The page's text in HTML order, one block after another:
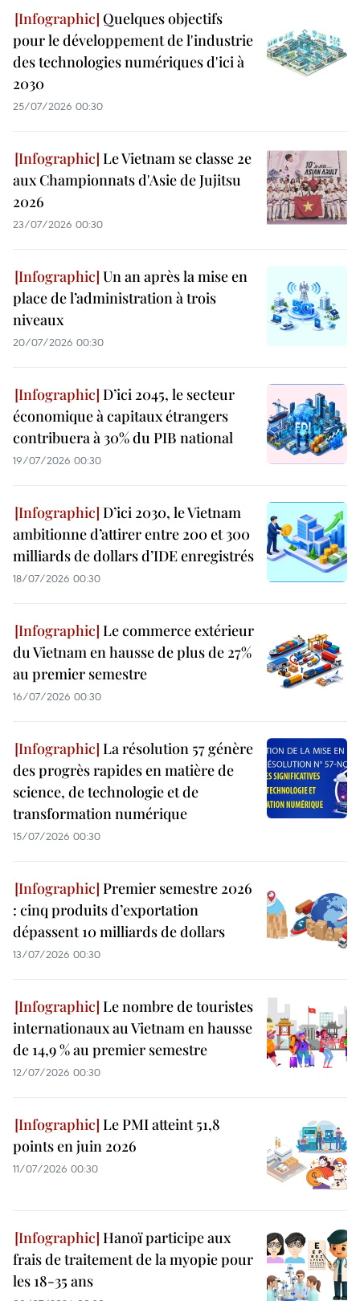
Quelques objectifs
pour le développement de l'industrie
des technologies numériques d'ici à
2030
25/07/2026 00:30
Le Vietnam se classe 2e
aux Championnats d'Asie de Jujitsu
2026
23/07/2026 00:30
Un an après la mise en
place de l’administration à trois
niveaux
20/07/2026 00:30
D’ici 2045, le secteur
économique à capitaux étrangers
contribuera à 30% du PIB national
19/07/2026 00:30
D’ici 2030, le Vietnam
ambitionne d’attirer entre 200 et 300
milliards de dollars d’IDE enregistrés
18/07/2026 00:30
Le commerce extérieur
du Vietnam en hausse de plus de 27%
au premier semestre
16/07/2026 00:30
La résolution 57 génère
des progrès rapides en matière de
science, de technologie et de
transformation numérique
15/07/2026 00:30
Premier semestre 2026
: cinq produits d’exportation
dépassent 10 milliards de dollars
13/07/2026 00:30
Le nombre de touristes
internationaux au Vietnam en hausse
de 14,9 % au premier semestre
12/07/2026 00:30
Le PMI atteint 51,8
points en juin 2026
11/07/2026 00:30
Hanoï participe aux
frais de traitement de la myopie pour
les 18-35 ans